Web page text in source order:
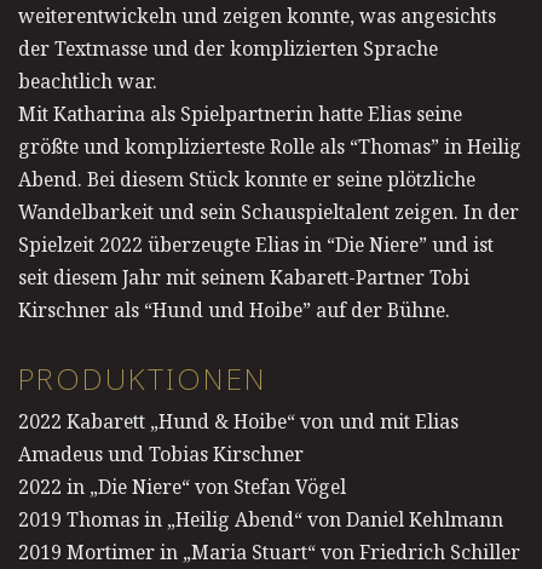
weiterentwickeln und zeigen konnte, was angesichts
der Textmasse und der komplizierten Sprache
beachtlich war.
Mit Katharina als Spielpartnerin hatte Elias seine
größte und komplizierteste Rolle als “Thomas” in Heilig
Abend. Bei diesem Stück konnte er seine plötzliche
Wandelbarkeit und sein Schauspieltalent zeigen. In der
Spielzeit 2022 überzeugte Elias in “Die Niere” und ist
seit diesem Jahr mit seinem Kabarett-Partner Tobi
Kirschner als “Hund und Hoibe” auf der Bühne.
PRODUKTIONEN
2022 Kabarett „Hund & Hoibe“ von und mit Elias
Amadeus und Tobias Kirschner
2022 in „Die Niere“ von Stefan Vögel
2019 Thomas in „Heilig Abend“ von Daniel Kehlmann
2019 Mortimer in „Maria Stuart“ von Friedrich Schiller